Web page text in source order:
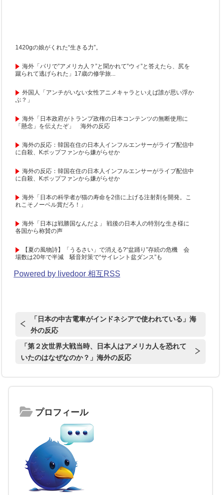
1420gの娘がくれた“生きる力”。
海外「パリで”アメリカ人？”と聞かれて”ウィ”と答えたら、尻を
蹴られて逃げられた」17歳の修学旅...
外国人「アンチがいない女性アニメキャラといえば誰が思い浮か
ぶ？」
海外「日本政府がトランプ政権の日本コンテンツの無断使用に
「懸念」を伝えたぞ」 海外の反応
海外の反応：韓国在住の日本人インフルエンサーがライブ配信中
に自殺、Kポップファンから嫌がらせか
海外の反応：韓国在住の日本人インフルエンサーがライブ配信中
に自殺、Kポップファンから嫌がらせか
海外「日本の科学者が猫の寿命を2倍に上げる注射剤を開発。こ
れこそノーベル賞だろ！」
海外「日本は戦勝国なんだよ」 戦後の日本人の特別な生き様に
各国から称賛の声
【夏の風物詩】「うるさい」で消える?“盆踊り”存続の危機 会
場数は20年で半減 騒音対策で“サイレント盆ダンス”も
Powered by livedoor 相互RSS
「日本の中古電車がインドネシアで使われている」海
外の反応
「第２次世界大戦当時、日本人はアメリカ人を恐れて
いたのはなぜなのか？」海外の反応
プロフィール